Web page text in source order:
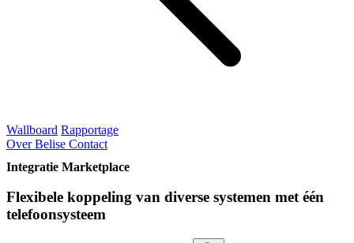
Wallboard Rapportage
Over Belise Contact
Integratie Marketplace
Flexibele koppeling van diverse systemen met één
telefoonsysteem